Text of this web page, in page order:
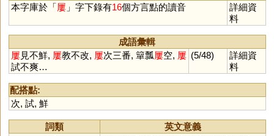
本字庫於「屢」字下錄有16個方言點的讀音
詳細資
料
成語彙輯
屢見不鮮, 屢教不改, 屢次三番, 簞瓢屢空, 屢
試不爽…
(5/48)
詳細資
料
配搭點:
次, 試, 鮮
詞類
英文意義